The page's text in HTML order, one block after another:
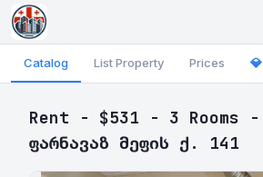
Catalog List Property Prices
Rent - $531 - 3 Rooms
ფარნავაზ მეფის ქ. 141